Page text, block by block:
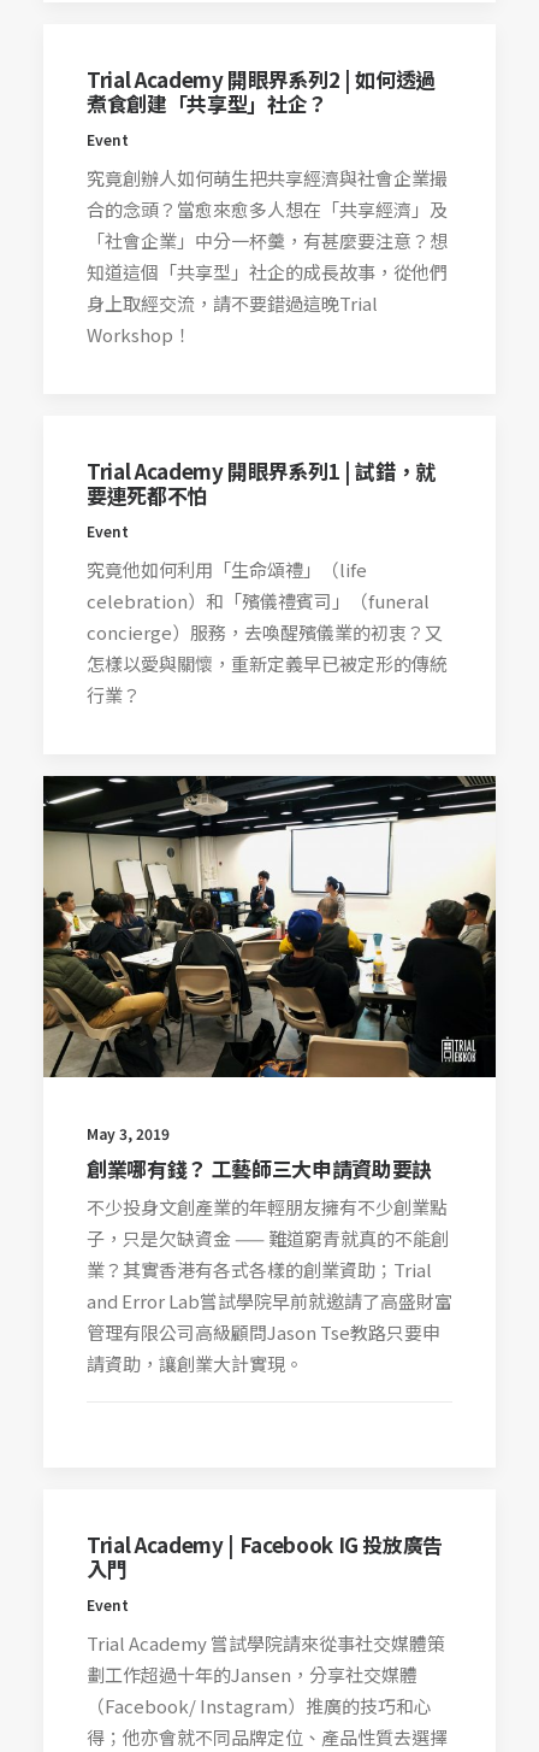
Trial Academy 開眼界系列2 | 如何透過
煮食創建「共享型」社企？
Event
究竟創辦人如何萌生把共享經濟與社會企業撮
合的念頭？當愈來愈多人想在「共享經濟」及
「社會企業」中分一杯羹，有甚麼要注意？想
知道這個「共享型」社企的成長故事，從他們
身上取經交流，請不要錯過這晚Trial
Workshop！
Trial Academy 開眼界系列1 | 試錯，就
要連死都不怕
Event
究竟他如何利用「生命頌禮」（life
celebration）和「殯儀禮賓司」（funeral
concierge）服務，去喚醒殯儀業的初衷？又
怎樣以愛與關懷，重新定義早已被定形的傳統
行業？
May 3, 2019
創業哪有錢？ 工藝師三大申請資助要訣
不少投身文創產業的年輕朋友擁有不少創業點
子，只是欠缺資金 —— 難道窮青就真的不能創
業？其實香港有各式各樣的創業資助；Trial
and Error Lab嘗試學院早前就邀請了高盛財富
管理有限公司高級顧問Jason Tse教路只要申
請資助，讓創業大計實現。
Trial Academy | Facebook IG 投放廣告
入門
Event
Trial Academy 嘗試學院請來從事社交媒體策
劃工作超過十年的Jansen，分享社交媒體
（Facebook/ Instagram）推廣的技巧和心
得；他亦會就不同品牌定位、產品性質去選擇